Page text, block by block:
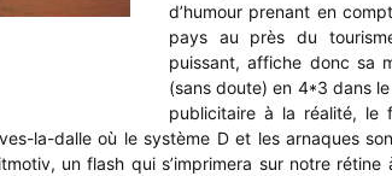
d’humour prenant en
pays au près du
puissant, affiche donc sa
(sans doute) en 4*3 dans
publicitaire à la réalité, le
la-dalle où le système D et les arnaques
un flash qui s’imprimera sur notre